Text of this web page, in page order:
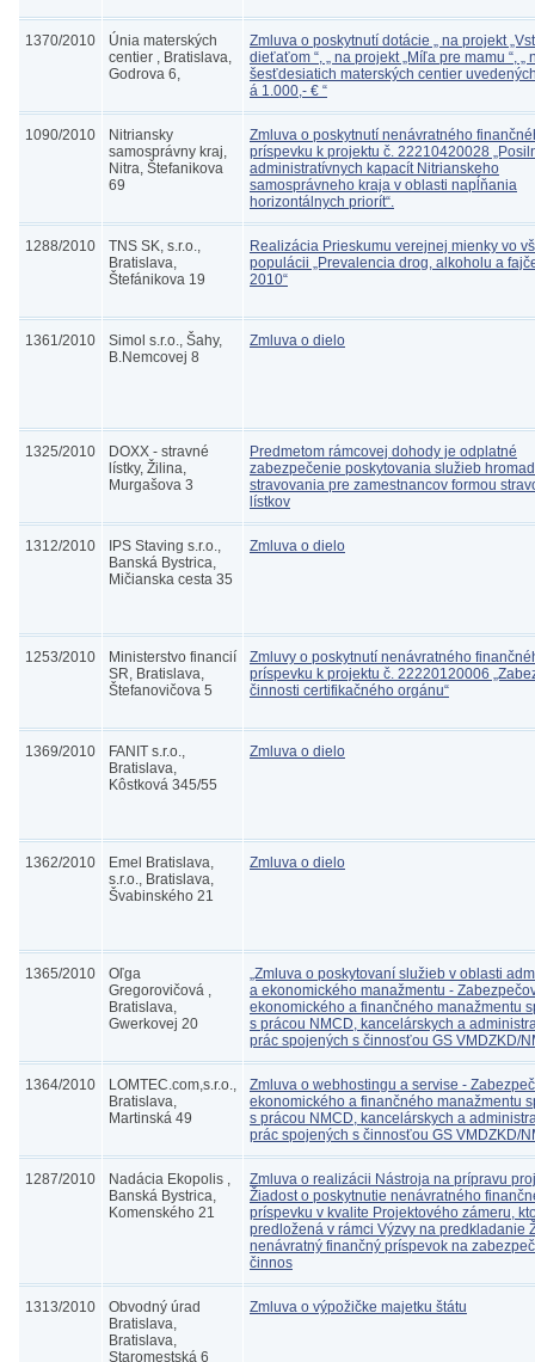
1370/2010
Únia materských
centier , Bratislava,
Godrova 6,
Zmluva o poskytnutí dotácie „ na projekt
dieťaťom “, „ na projekt „Míľa pre mamu “, „
šesťdesiatich materských centier
á 1.000,- € “
1090/2010
Nitriansky
samosprávny kraj,
Nitra, Štefanikova
69
Zmluva o poskytnutí nenávratného
príspevku k projektu č. 22210420028
administratívnych kapacít Nitrianskeho
samosprávneho kraja v oblasti napĺňania
horizontálnych priorít“.
1288/2010
TNS SK, s.r.o.,
Bratislava,
Štefánikova 19
Realizácia Prieskumu verejnej mienky vo
populácii „Prevalencia drog, alkoholu a
2010“
1361/2010
Simol s.r.o., Šahy,
B.Nemcovej 8
Zmluva o dielo
1325/2010
DOXX - stravné
lístky, Žilina,
Murgašova 3
Predmetom rámcovej dohody je odplatné
zabezpečenie poskytovania služieb
stravovania pre zamestnancov formou
lístkov
1312/2010
IPS Staving s.r.o.,
Banská Bystrica,
Mičianska cesta 35
Zmluva o dielo
1253/2010
Ministerstvo financií
SR, Bratislava,
Štefanovičova 5
Zmluvy o poskytnutí nenávratného
príspevku k projektu č. 22220120006
činnosti certifikačného orgánu“
1369/2010
FANIT s.r.o.,
Bratislava,
Kôstková 345/55
Zmluva o dielo
1362/2010
Emel Bratislava,
s.r.o., Bratislava,
Švabinského 21
Zmluva o dielo
1365/2010
Oľga
Gregorovičová ,
Bratislava,
Gwerkovej 20
„Zmluva o poskytovaní služieb v oblasti
a ekonomického manažmentu -
ekonomického a finančného manažmentu
s prácou NMCD, kancelárskych a
prác spojených s činnosťou GS VMDZKD/
1364/2010
LOMTEC.com,s.r.o.,
Bratislava,
Martinská 49
Zmluva o webhostingu a servise -
ekonomického a finančného manažmentu
s prácou NMCD, kancelárskych a
prác spojených s činnosťou GS VMDZKD/
1287/2010
Nadácia Ekopolis ,
Banská Bystrica,
Komenského 21
Zmluva o realizácii Nástroja na prípravu
Žiadost o poskytnutie nenávratného
príspevku v kvalite Projektového zámeru,
predložená v rámci Výzvy na predkladanie
nenávratný finančný príspevok na
činnos
1313/2010
Obvodný úrad
Bratislava,
Bratislava,
Staromestská 6
Zmluva o výpožičke majetku štátu